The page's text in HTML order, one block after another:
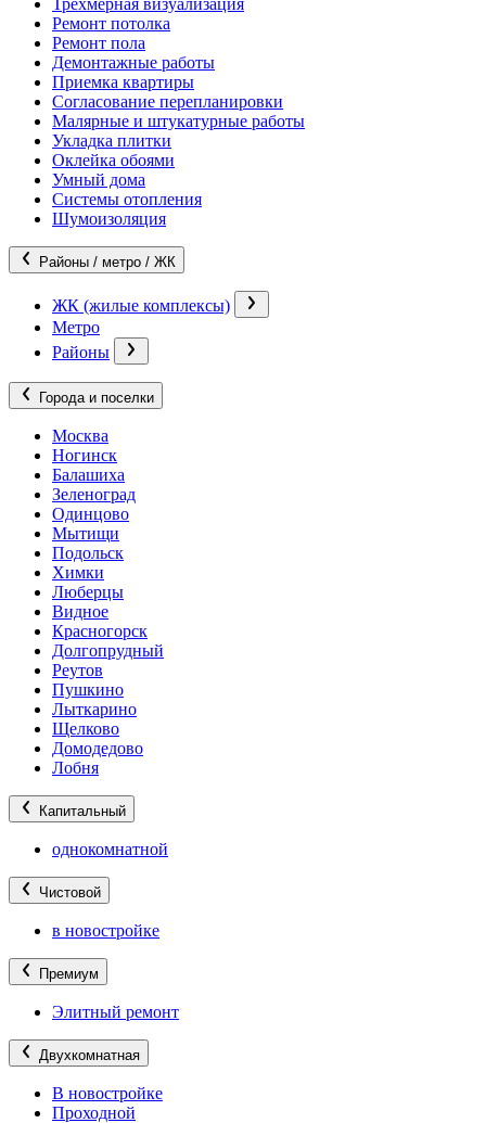
Трехмерная визуализация
Ремонт потолка
Ремонт пола
Демонтажные работы
Приемка квартиры
Согласование перепланировки
Малярные и штукатурные работы
Укладка плитки
Оклейка обоями
Умный дома
Системы отопления
Шумоизоляция
Районы / метро / ЖК
ЖК (жилые комплексы)
Метро
Районы
Города и поселки
Москва
Ногинск
Балашиха
Зеленоград
Одинцово
Мытищи
Подольск
Химки
Люберцы
Видное
Красногорск
Долгопрудный
Реутов
Пушкино
Лыткарино
Щелково
Домодедово
Лобня
Капитальный
однокомнатной
Чистовой
в новостройке
Премиум
Элитный ремонт
Двухкомнатная
В новостройке
Проходной